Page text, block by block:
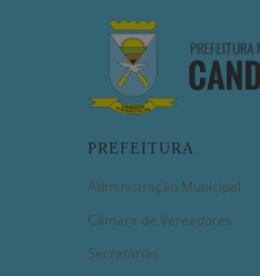
PREFEITURA
Administração Municipal
Câmara de Vereadores
Secretarias